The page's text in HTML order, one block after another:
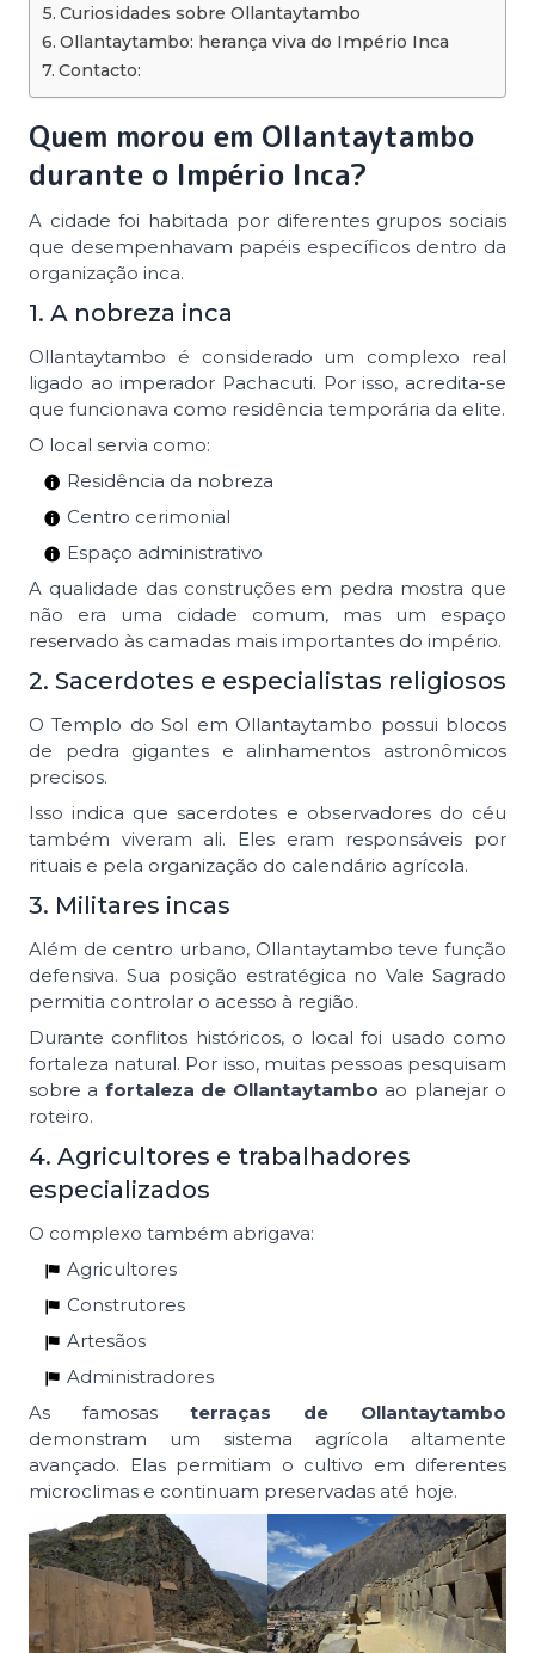
Curiosidades sobre Ollantaytambo
Ollantaytambo: herança viva do Império Inca
Contacto:
Quem morou em Ollantaytambo
durante o Império Inca?
A cidade foi habitada por diferentes grupos sociais
que desempenhavam papéis específicos dentro da
organização inca.
1. A nobreza inca
Ollantaytambo é considerado um complexo real
ligado ao imperador Pachacuti. Por isso, acredita-se
que funcionava como residência temporária da elite.
O local servia como:
Residência da nobreza
Centro cerimonial
Espaço administrativo
A qualidade das construções em pedra mostra que
não era uma cidade comum, mas um espaço
reservado às camadas mais importantes do império.
2. Sacerdotes e especialistas religiosos
O Templo do Sol em Ollantaytambo possui blocos
de pedra gigantes e alinhamentos astronômicos
precisos.
Isso indica que sacerdotes e observadores do céu
também viveram ali. Eles eram responsáveis por
rituais e pela organização do calendário agrícola.
3. Militares incas
Além de centro urbano, Ollantaytambo teve função
defensiva. Sua posição estratégica no Vale Sagrado
permitia controlar o acesso à região.
Durante conflitos históricos, o local foi usado como
fortaleza natural. Por isso, muitas pessoas pesquisam
sobre a fortaleza de Ollantaytambo ao planejar o
roteiro.
4. Agricultores e trabalhadores
especializados
O complexo também abrigava:
Agricultores
Construtores
Artesãos
Administradores
As famosas terraças de Ollantaytambo
demonstram um sistema agrícola altamente
avançado. Elas permitiam o cultivo em diferentes
microclimas e continuam preservadas até hoje.